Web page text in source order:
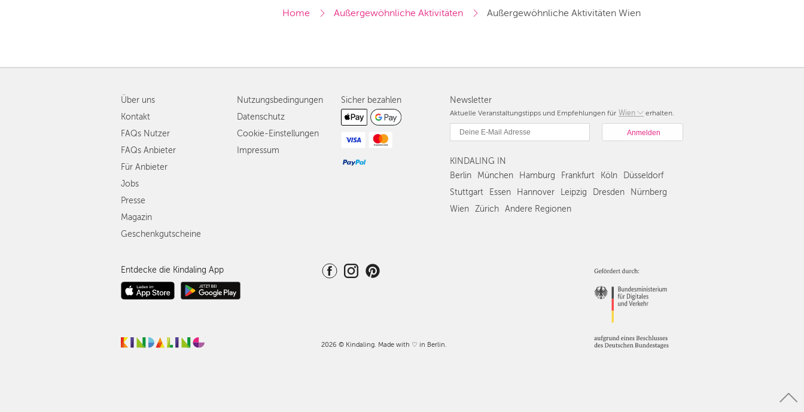
Home Außergewöhnliche Aktivitäten Außergewöhnliche Aktivitäten Wien
Newsletter
Aktuelle Veranstaltungstipps und Empfehlungen für Wien
Berlin
Hamburg
Köln
Nürnberg
Wien
Zürich
Regionen
erhalten.
KINDALING IN
Berlin
München Hamburg Frankfurt Köln
Düsseldorf
Stuttgart
Essen Hannover Leipzig Dresden
Nürnberg
Wien
Zürich Andere Regionen
Über uns
Kontakt
FAQs Nutzer
FAQs Anbieter
Für Anbieter
Jobs
Presse
Magazin
Geschenkgutscheine
Nutzungsbedingungen
Datenschutz
Cookie-Einstellungen
Impressum
Sicher bezahlen
Entdecke die Kindaling App
2026 © Kindaling. Made with ♡ in Berlin.